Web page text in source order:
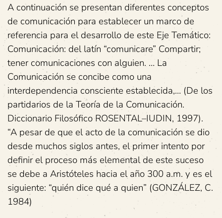
A continuación se presentan diferentes conceptos
de comunicación para establecer un marco de
referencia para el desarrollo de este Eje Temático:
Comunicación: del latín “comunicare” Compartir;
tener comunicaciones con alguien. … La
Comunicación se concibe como una
interdependencia consciente establecida,… (De los
partidarios de la Teoría de la Comunicación.
Diccionario Filosófico ROSENTAL–IUDIN, 1997).
“A pesar de que el acto de la comunicación se dio
desde muchos siglos antes, el primer intento por
definir el proceso más elemental de este suceso
se debe a Aristóteles hacia el año 300 a.m. y es el
siguiente: “quién dice qué a quien” (GONZÁLEZ, C.
1984)